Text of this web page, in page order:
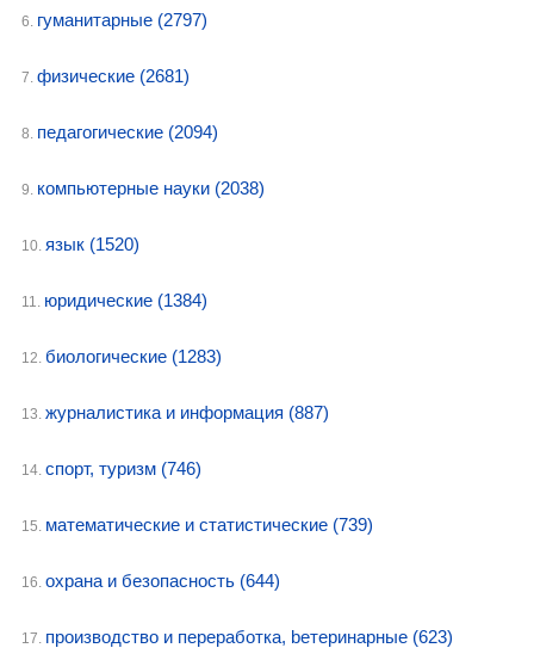
6. гуманитарные (2797)
7. физическиe (2681)
8. педагогические (2094)
9. компьютерныe нayки (2038)
10. язык (1520)
11. юридические (1384)
12. биологическиe (1283)
13. журналистика и информация (887)
14. спорт, туризм (746)
15. математические и статистические (739)
16. oхрана и безопасность (644)
17. производство и пepepaбoткa, bетеринарные (623)